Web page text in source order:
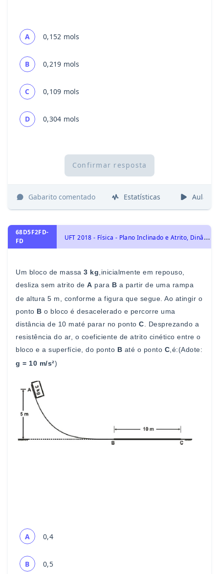
A 0,152 mols
B 0,219 mols
C 0,109 mols
D 0,304 mols
Confirmar resposta
Gabarito comentado Estatísticas Aulas
68D5F2FD-
FD
U
FT 2018 - Física - Plano Inclinado e Atrito, Dinâmica, Trabalho e Energia, Energia Mecânica e sua Conservação
Um bloco de massa 3 kg,inicialmente em repouso,
desliza sem atrito de A para B a partir de uma rampa
de altura 5 m, conforme a figura que segue. Ao atingir o
ponto B o bloco é desacelerado e percorre uma
distância de 10 maté parar no ponto C. Desprezando a
resistência do ar, o coeficiente de atrito cinético entre o
bloco e a superfície, do ponto B até o ponto C,é:(Adote:
g = 10 m/s²)
A 0,4
B 0,5